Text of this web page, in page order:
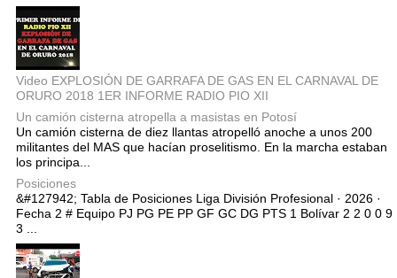
Video EXPLOSIÓN DE GARRAFA DE GAS EN EL CARNAVAL DE
ORURO 2018 1ER INFORME RADIO PIO XII
Un camión cisterna atropella a masistas en Potosí
Un camión cisterna de diez llantas atropelló anoche a unos 200
militantes del MAS que hacían proselitismo. En la marcha estaban
los principa...
Posiciones
&#127942; Tabla de Posiciones Liga División Profesional · 2026 ·
Fecha 2 # Equipo PJ PG PE PP GF GC DG PTS 1 Bolívar 2 2 0 0 9
3 ...